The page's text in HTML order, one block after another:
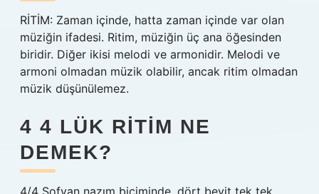
RİTİM: Zaman içinde, hatta zaman içinde var olan
müziğin ifadesi. Ritim, müziğin üç ana öğesinden
biridir. Diğer ikisi melodi ve armonidir. Melodi ve
armoni olmadan müzik olabilir, ancak ritim olmadan
müzik düşünülemez.
4 4 LÜK RITIM NE
DEMEK?
4/4 Sofyan nazım biçiminde, dört beyit tek tek